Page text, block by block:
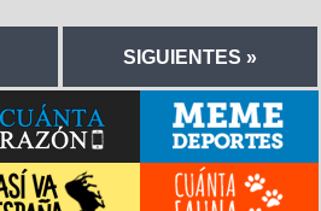
SIGUIENTES »